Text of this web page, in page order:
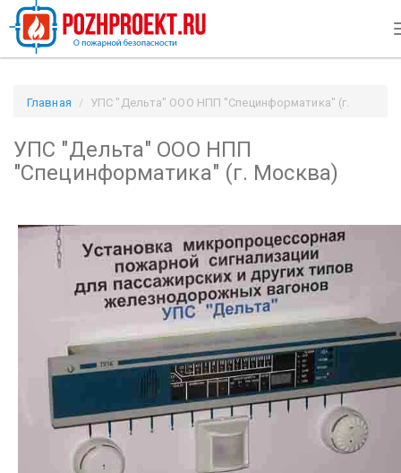
Главная
УПС "Дельта" ООО НПП "Специнформатика" (г.
УПС "Дельта" ООО НПП
"Специнформатика" (г. Москва)